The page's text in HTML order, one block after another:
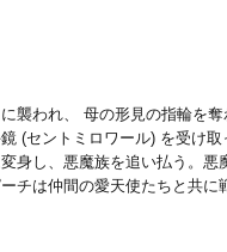
襲われ、 母の形見の指輪を
(セントミロワール) を受け
身し、悪魔族を追い払う。悪
チは仲間の愛天使たちと共